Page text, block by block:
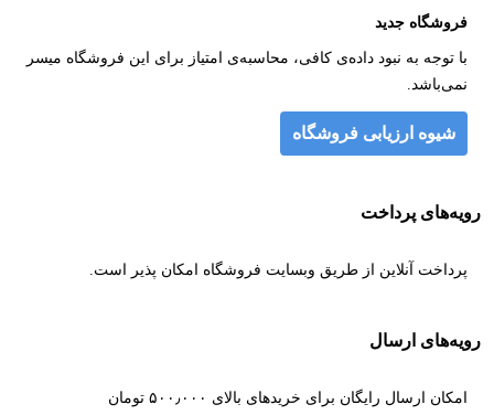
فروشگاه جدید
با توجه به نبود داده‌ی کافی، محاسبه‌ی امتیاز برای این فروشگاه میسر
نمی‌باشد.
شیوه ارزیابی فروشگاه
رویه‌های پرداخت
پرداخت آنلاین از طریق وبسایت فروشگاه امکان پذیر است.
رویه‌های ارسال
امکان ارسال رایگان برای خریدهای بالای ۵۰۰٫۰۰۰ تومان